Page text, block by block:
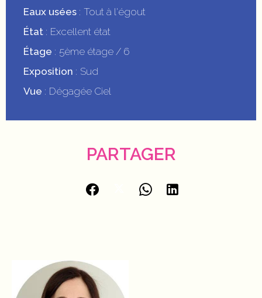
Eaux usées Tout à l'égout
État
Excellent état
Étage
5ème étage / 6
Exposition
Sud
Vue
Dégagée Ciel
PARTAGER